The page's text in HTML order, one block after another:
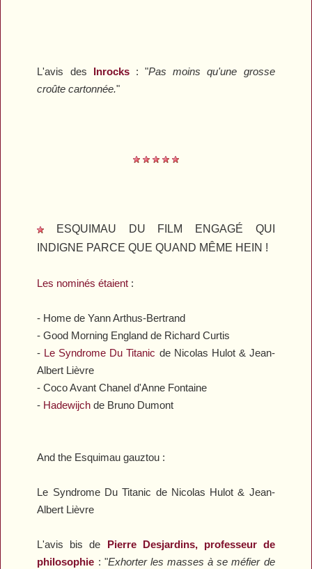
L'avis des Inrocks: "Pas moins qu'une grosse
croûte cartonnée."
ESQUIMAU DU FILM ENGAGÉ QUI
INDIGNE PARCE QUE QUAND MÊME HEIN !
Les nominés étaient :
- Home de Yann Arthus-Bertrand
-Good Morning England de Richard Curtis
- Le Syndrome Du Titanic de Nicolas Hulot & Jean-
Albert Lièvre
-Coco Avant Chanel d'Anne Fontaine
- Hadewijch de Bruno Dumont
And the Esquimau gauztou :
Le Syndrome Du Titanic de Nicolas Hulot & Jean-
Albert Lièvre
L'avis bis de Pierre Desjardins, professeur de
philosophie : "Exhorter les masses à se méfier de